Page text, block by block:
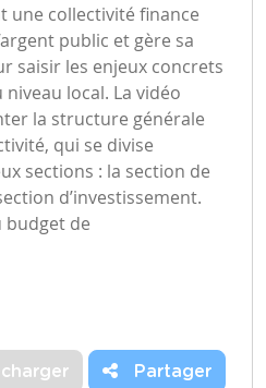
une collectivité finance
public et gère sa
saisir les enjeux concrets
local. La vidéo
la structure générale
qui se divise
sections : la section de
d’investissement.
budget de
Partager